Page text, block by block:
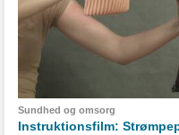
Sundhed og omsorg
Instruktionsfilm: